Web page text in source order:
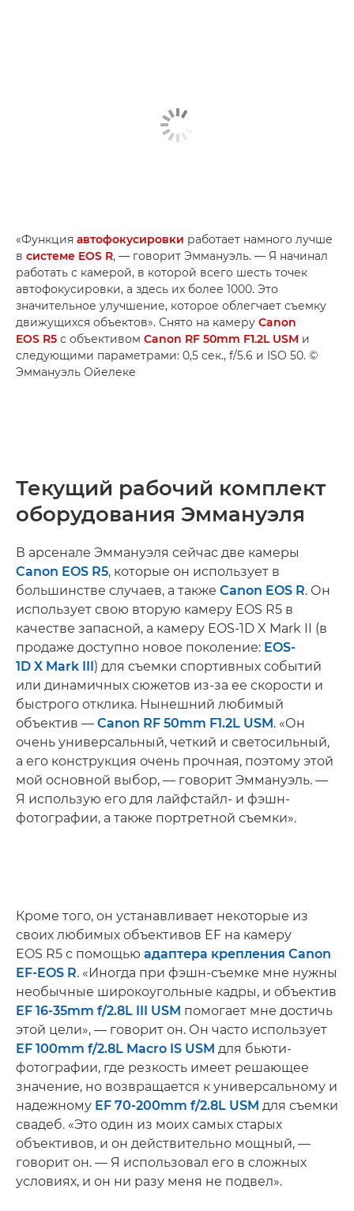
«Функция автофокусировки работает намного лучше
в системе EOS R, — говорит Эммануэль. — Я начинал
работать с камерой, в которой всего шесть точек
автофокусировки, а здесь их более 1000. Это
значительное улучшение, которое облегчает съемку
движущихся объектов». Снято на камеру Canon
EOS R5 с объективом Canon RF 50mm F1.2L USM и
следующими параметрами: 0,5 сек., f/5.6 и ISO 50. ©
Эммануэль Ойелеке
Текущий рабочий комплект
оборудования Эммануэля
В арсенале Эммануэля сейчас две камеры
Canon EOS R5, которые он использует в
большинстве случаев, а также Canon EOS R. Он
использует свою вторую камеру EOS R5 в
качестве запасной, а камеру EOS-1D X Mark II (в
продаже доступно новое поколение: EOS-
1D X Mark III ) для съемки спортивных событий
или динамичных сюжетов из-за ее скорости и
быстрого отклика. Нынешний любимый
объектив — Canon RF 50mm F1.2L USM . «Он
очень универсальный, четкий и светосильный,
а его конструкция очень прочная, поэтому этой
мой основной выбор, — говорит Эммануэль. —
Я использую его для лайфстайл- и фэшн-
фотографии, а также портретной съемки».
Кроме того, он устанавливает некоторые из
своих любимых объективов EF на камеру
EOS R5 с помощью адаптера крепления Canon
EF-EOS R. «Иногда при фэшн-съемке мне нужны
необычные широкоугольные кадры, и объектив
EF 16-35mm f/2.8L III USM помогает мне достичь
этой цели», — говорит он. Он часто использует
EF 100mm f/2.8L Macro IS USM для бьюти-
фотографии, где резкость имеет решающее
значение, но возвращается к универсальному и
надежному EF 70-200mm f/2.8L USM для съемки
свадеб. «Это один из моих самых старых
объективов, и он действительно мощный, —
говорит он. — Я использовал его в сложных
условиях, и он ни разу меня не подвел».